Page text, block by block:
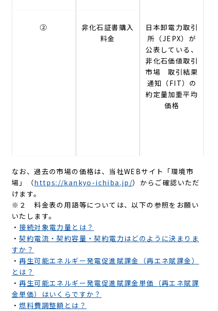
②
非化石証書購入
料金
日本卸電力取引
所（JEPX）が
公表している、
非化石価値取引
市場 取引結果
通知（FIT）の
約定量加重平均
価格
なお、過去の市場の価格は、当社WEBサイト「環境市
場」（https://kankyo-ichiba.jp/）からご確認いただ
けます。
※２ 料金表の用語等については、以下の参照をお願い
いたします。
・ 接続対象電力量とは？
・契約電流・契約容量・契約電力はどのように決まりま
すか？
・再生可能エネルギー発電促進賦課金（再エネ賦課金）
とは？
・再生可能エネルギー発電促進賦課金単価（再エネ賦課
金単価）はいくらですか？
・燃料費調整額とは？